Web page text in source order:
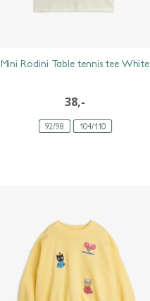
92/98 104/110
Mini Rodini Table tennis tee White
38,-